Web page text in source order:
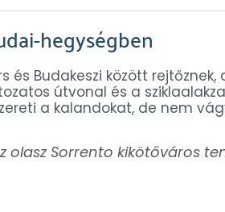
hegységben
és Budakeszi között
útvonal és a
a kalandokat, de nem
olasz Sorrento kikötőváros